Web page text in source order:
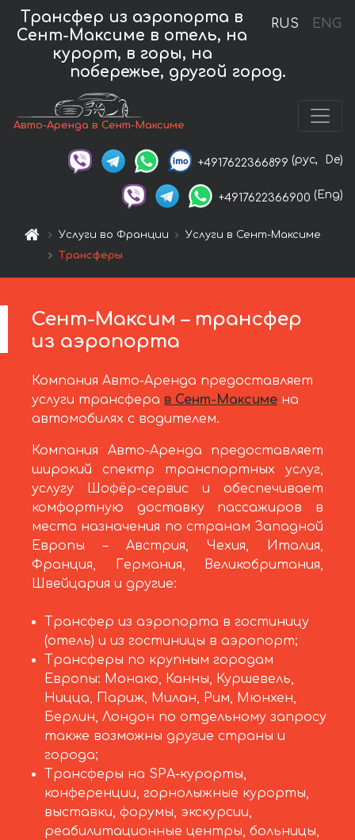
RUS ENG
Трансфер из аэропорта в
Сент-Максиме в отель, на
курорт, в горы, на
побережье, другой город.
Авто-Аренда в Сент-Максиме
+4917622366899 (рус, De)
+4917622366900 (Eng)
Услуги во Франции
Услуги в Сент-Максиме
Трансферы
Сент-Максим – трансфер
из аэропорта
Компания Авто-Аренда предоставляет
услуги трансфера в Сент-Максиме на
автомобилях с водителем.
Компания Авто-Аренда предоставляет
широкий спектр транспортных услуг,
услугу Шофёр-сервис и обеспечивает
комфортную доставку пассажиров в
места назначения по странам Западной
Европы – Австрия, Чехия, Италия,
Франция, Германия, Великобритания,
Швейцария и другие:
Трансфер из аэропорта в гостиницу
(отель) и из гостиницы в аэропорт;
Трансферы по крупным городам
Европы: Монако, Канны, Куршевель,
Ницца, Париж, Милан, Рим, Мюнхен,
Берлин, Лондон по отдельному запросу
также возможны другие страны и
города;
Трансферы на SPA-курорты,
конференции, горнолыжные курорты,
выставки, форумы, экскурсии,
реабилитационные центры, больницы,